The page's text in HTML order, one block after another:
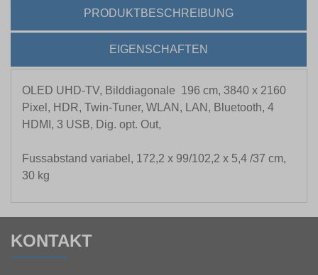
PRODUKTBESCHREIBUNG
EIGENSCHAFTEN
OLED UHD-TV, Bilddiagonale 196 cm, 3840 x 2160
Pixel, HDR, Twin-Tuner, WLAN, LAN, Bluetooth, 4
HDMI, 3 USB, Dig. opt. Out,
Fussabstand variabel, 172,2 x 99/102,2 x 5,4 /37 cm,
30 kg
KONTAKT